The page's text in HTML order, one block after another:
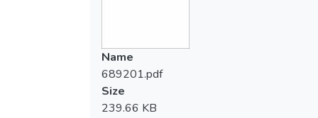
Name
689201.pdf
Size
239.66 KB